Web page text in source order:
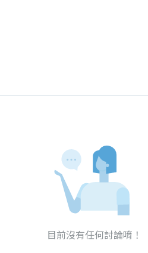
目前沒有任何討論唷！